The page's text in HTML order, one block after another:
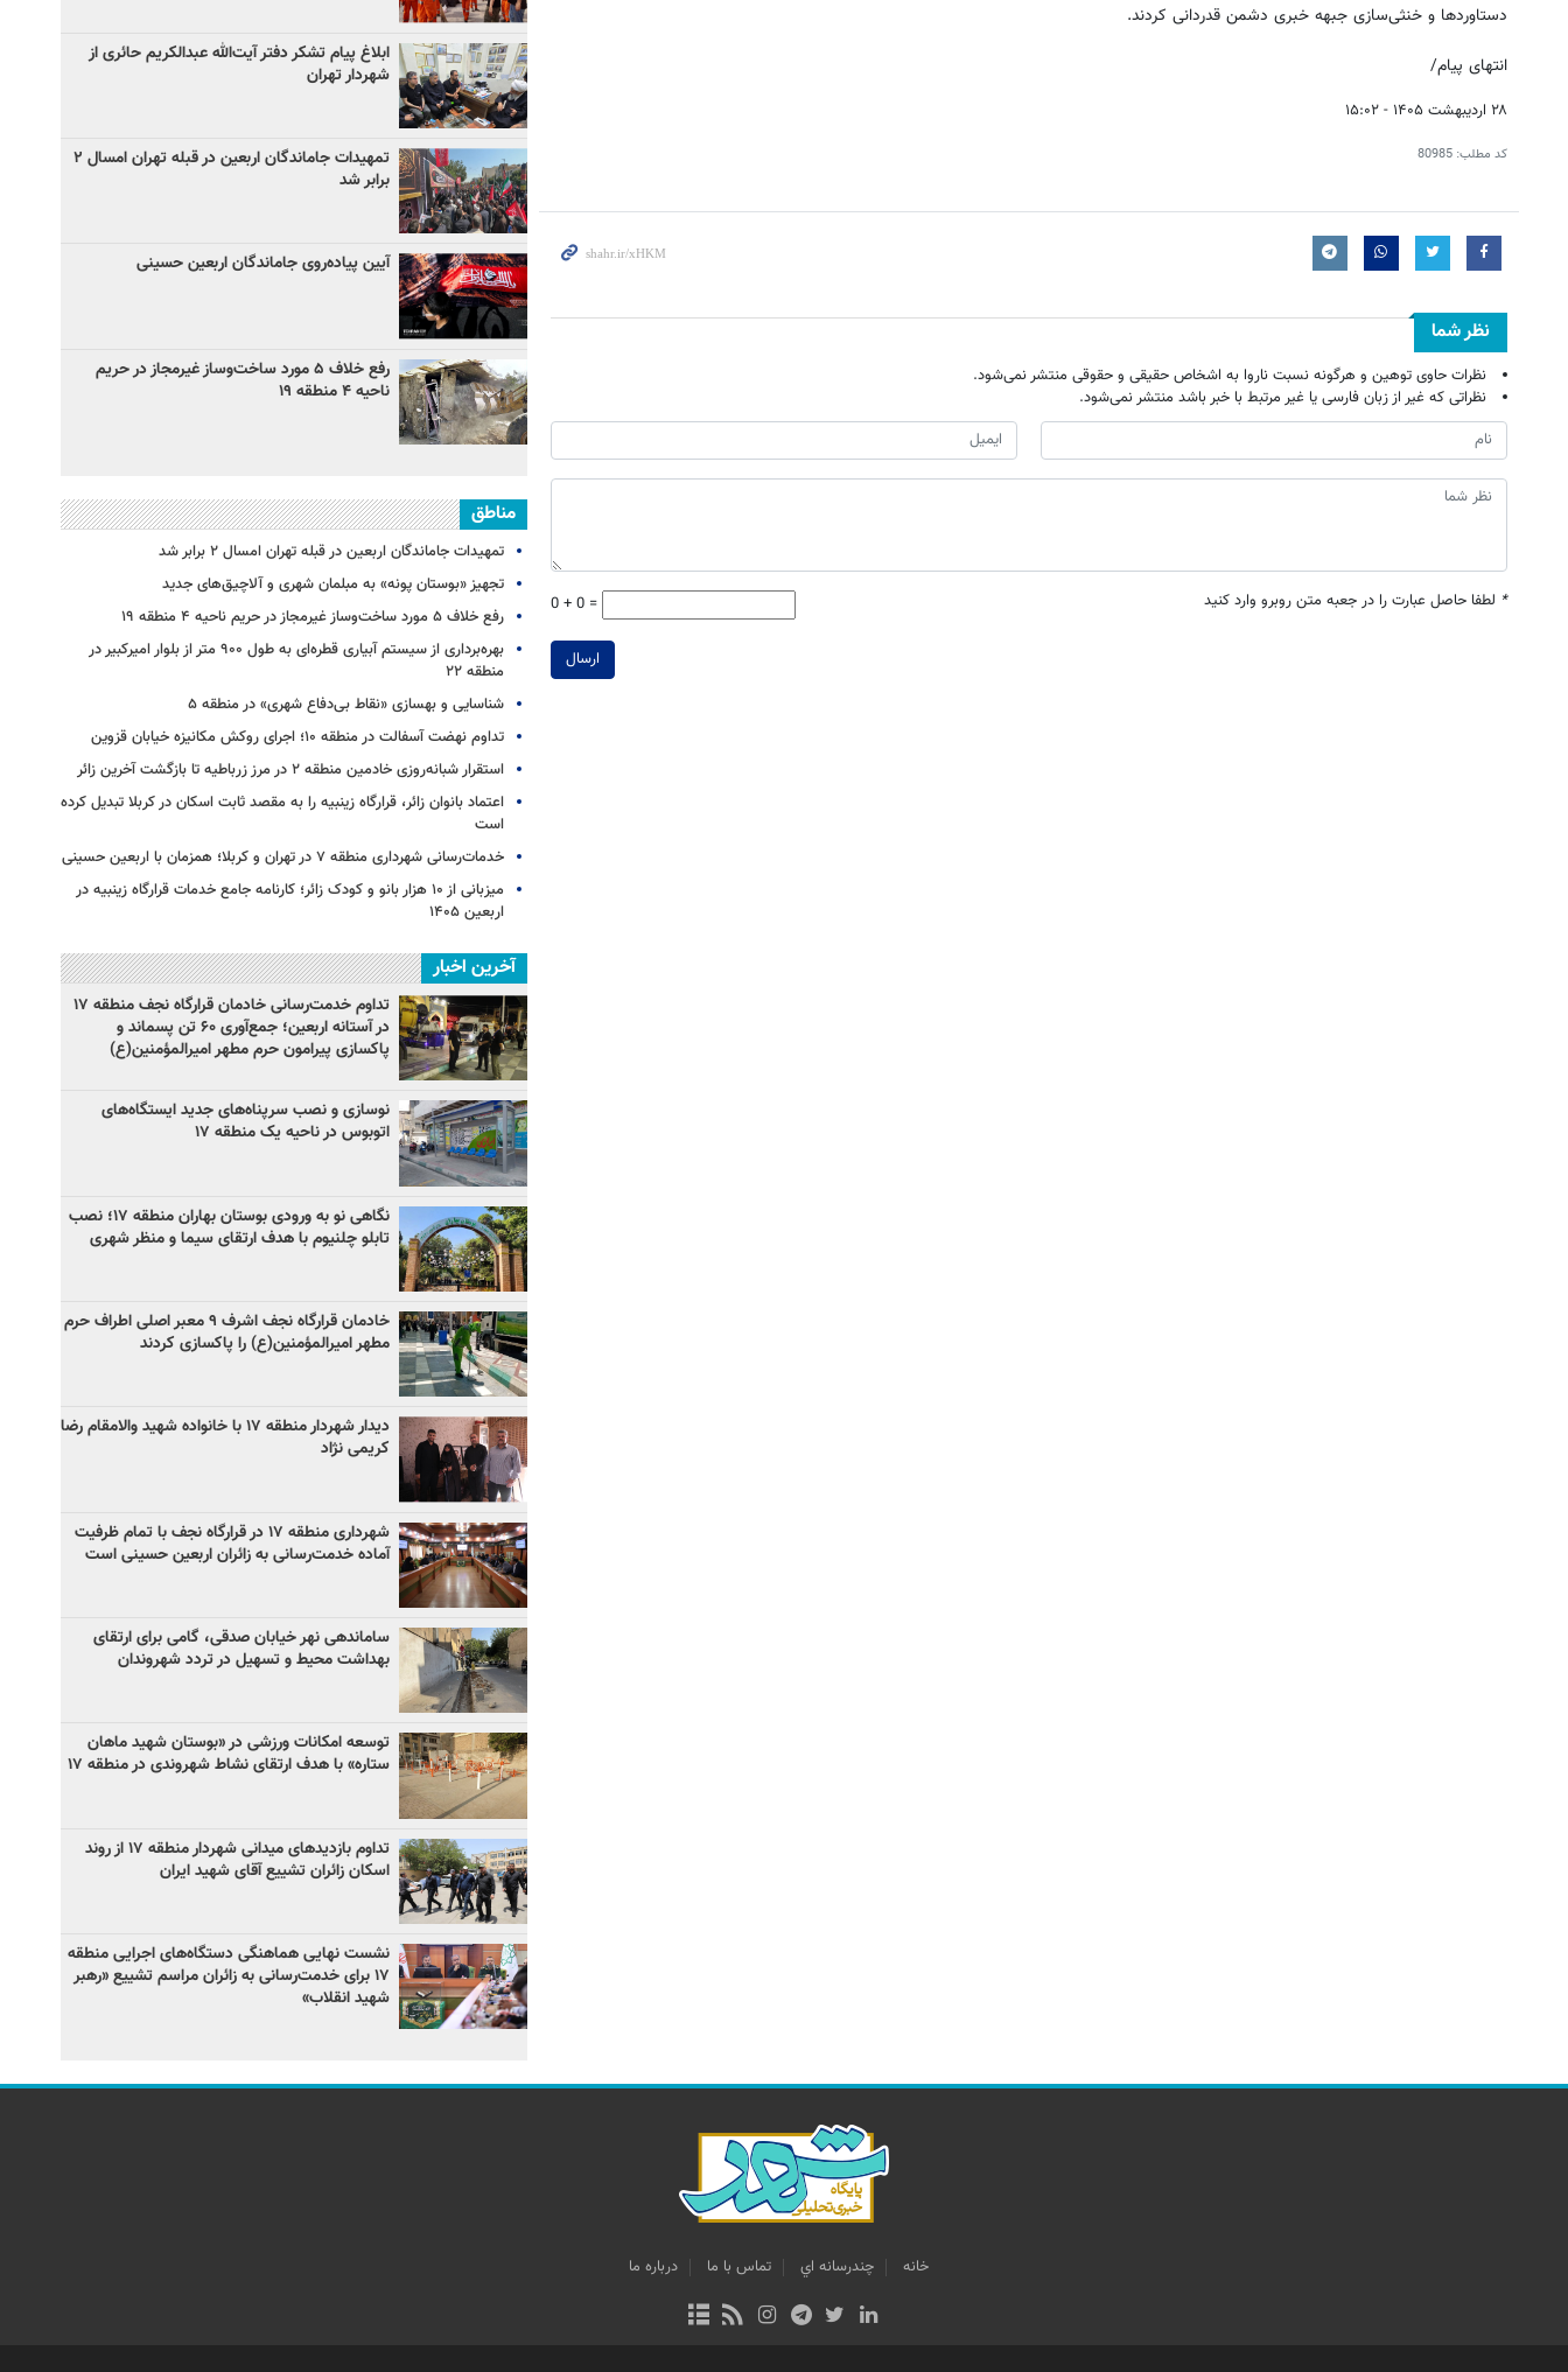
دستاوردها و خنثی‌سازی جبهه خبری دشمن قدردانی کردند.
انتهای پیام/
۲۸ اردیبهشت ۱۴۰۵ - ۱۵:۰۲
کد مطلب: 80985
نظر شما
نظرات حاوی توهین و هرگونه نسبت ناروا به اشخاص حقیقی و حقوقی منتشر نمی‌شود.
نظراتی که غیر از زبان فارسی یا غیر مرتبط با خبر باشد منتشر نمی‌شود.
* لطفا حاصل عبارت را در جعبه متن روبرو وارد کنید 0 + 0 =
ارسال
ابلاغ پیام تشکر دفتر آیت‌الله عبدالکریم حائری از
شهردار تهران
تمهیدات جاماندگان اربعین در قبله تهران امسال ۲
برابر شد
آیین پیاده‌روی جاماندگان اربعین حسینی
رفع خلاف ۵ مورد ساخت‌وساز غیرمجاز در حریم
ناحیه ۴ منطقه ۱۹
مناطق
تمهیدات جاماندگان اربعین در قبله تهران امسال ۲ برابر شد
تجهیز «بوستان پونه» به مبلمان شهری و آلاچیق‌های جدید
رفع خلاف ۵ مورد ساخت‌وساز غیرمجاز در حریم ناحیه ۴ منطقه ۱۹
بهره‌برداری از سیستم آبیاری قطره‌ای به طول ۹۰۰ متر از بلوار امیرکبیر در
منطقه ۲۲
شناسایی و بهسازی «نقاط بی‌دفاع شهری» در منطقه ۵
تداوم نهضت آسفالت در منطقه ۱۰؛ اجرای روکش مکانیزه خیابان قزوین
استقرار شبانه‌روزی خادمین منطقه ۲ در مرز زرباطیه تا بازگشت آخرین زائر
اعتماد بانوان زائر، قرارگاه زینبیه را به مقصد ثابت اسکان در کربلا تبدیل کرده
است
خدمات‌رسانی شهرداری منطقه ۷ در تهران و کربلا؛ همزمان با اربعین حسینی
میزبانی از ۱۰ هزار بانو و کودک زائر؛ کارنامه جامع خدمات قرارگاه زینبیه در
اربعین ۱۴۰۵
آخرین اخبار
تداوم خدمت‌رسانی خادمان قرارگاه نجف منطقه ۱۷
در آستانه اربعین؛ جمع‌آوری ۶۰ تن پسماند و
پاکسازی پیرامون حرم مطهر امیرالمؤمنین(ع)
نوسازی و نصب سرپناه‌های جدید ایستگاه‌های
اتوبوس در ناحیه یک منطقه ۱۷
نگاهی نو به ورودی بوستان بهاران منطقه ۱۷؛ نصب
تابلو چلنیوم با هدف ارتقای سیما و منظر شهری
خادمان قرارگاه نجف اشرف ۹ معبر اصلی اطراف حرم
مطهر امیرالمؤمنین(ع) را پاکسازی کردند
دیدار شهردار منطقه ۱۷ با خانواده شهید والامقام رضا
کریمی نژاد
شهرداری منطقه ۱۷ در قرارگاه نجف با تمام ظرفیت
آماده خدمت‌رسانی به زائران اربعین حسینی است
ساماندهی نهر خیابان صدقی، گامی برای ارتقای
بهداشت محیط و تسهیل در تردد شهروندان
توسعه امکانات ورزشی در «بوستان شهید ماهان
ستاره» با هدف ارتقای نشاط شهروندی در منطقه ۱۷
تداوم بازدیدهای میدانی شهردار منطقه ۱۷ از روند
اسکان زائران تشییع آقای شهید ایران
نشست نهایی هماهنگی دستگاه‌های اجرایی منطقه
۱۷ برای خدمت‌رسانی به زائران مراسم تشییع «رهبر
شهید انقلاب»
خانه چندرسانه اي تماس با ما درباره ما